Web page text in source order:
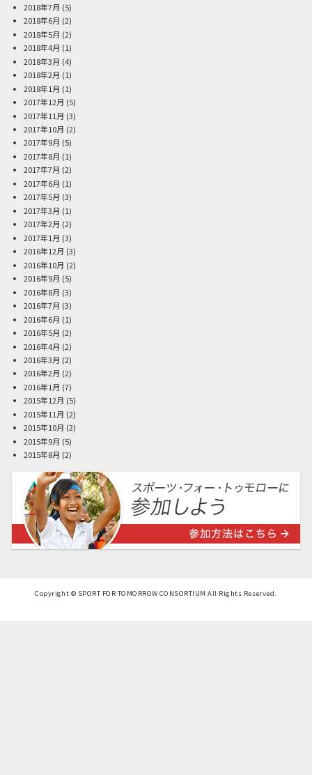
2018年7月 (5)
2018年6月 (2)
2018年5月 (2)
2018年4月 (1)
2018年3月 (4)
2018年2月 (1)
2018年1月 (1)
2017年12月 (5)
2017年11月 (3)
2017年10月 (2)
2017年9月 (5)
2017年8月 (1)
2017年7月 (2)
2017年6月 (1)
2017年5月 (3)
2017年3月 (1)
2017年2月 (2)
2017年1月 (3)
2016年12月 (3)
2016年10月 (2)
2016年9月 (5)
2016年8月 (3)
2016年7月 (3)
2016年6月 (1)
2016年5月 (2)
2016年4月 (2)
2016年3月 (2)
2016年2月 (2)
2016年1月 (7)
2015年12月 (5)
2015年11月 (2)
2015年10月 (2)
2015年9月 (5)
2015年8月 (2)
Copyright © SPORT FOR TOMORROW CONSORTIUM All Rights Reserved.